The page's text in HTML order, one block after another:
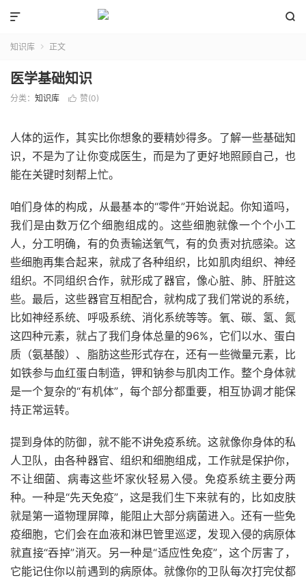


知识库  正文
医学基础知识
分类： 知识库  赞(0)
人体的运作，其实比你想象的要精妙得多。了解一些基础知
识，不是为了让你变成医生，而是为了更好地照顾自己，也
能在关键时刻帮上忙。
咱们身体的构成，从最基本的“零件”开始说起。你知道吗，
我们是由数万亿个细胞组成的。这些细胞就像一个个小工
人，分工明确，有的负责输送氧气，有的负责对抗感染。这
些细胞再集合起来，就成了各种组织，比如肌肉组织、神经
组织。不同组织合作，就形成了器官，像心脏、肺、肝脏这
些。最后，这些器官互相配合，就构成了我们常说的系统，
比如神经系统、呼吸系统、消化系统等等。氧、碳、氢、氮
这四种元素，就占了我们身体总量的96%，它们以水、蛋白
质（氨基酸）、脂肪这些形式存在，还有一些微量元素，比
如铁参与血红蛋白制造，钾和钠参与肌肉工作。整个身体就
是一个复杂的“有机体”，每个部分都重要，相互协调才能保
持正常运转。
提到身体的防御，就不能不讲免疫系统。这就像你身体的私
人卫队，由各种器官、组织和细胞组成，工作就是保护你，
不让细菌、病毒这些坏家伙轻易入侵。免疫系统主要分两
种。一种是“先天免疫”，这是我们生下来就有的，比如皮肤
就是第一道物理屏障，能阻止大部分病菌进入。还有一些免
疫细胞，它们会在血液和淋巴管里巡逻，发现入侵的病原体
就直接“吞掉”消灭。另一种是“适应性免疫”，这个厉害了，
它能记住你以前遇到的病原体。就像你的卫队每次打完仗都